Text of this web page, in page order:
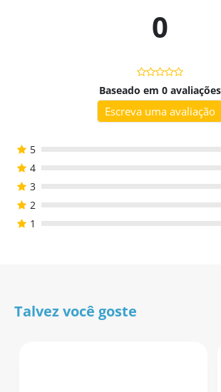
recurso criativo, afetivo e eficaz para
- Álbum completo com 12 páginas
- 26 figurinhas com palavras que
- Instruções de montagem com dicas de
- Gera vínculo afetivo com a atividade
0
Baseado em 0 avaliações
Escreva uma avaliação
5
4
3
2
1
Talvez você goste